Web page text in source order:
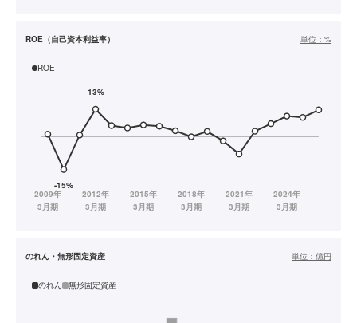
ROE（自己資本利益率） 単位： %
ROE
のれん・無形固定資産 単位： 億円
のれん 無形固定資産